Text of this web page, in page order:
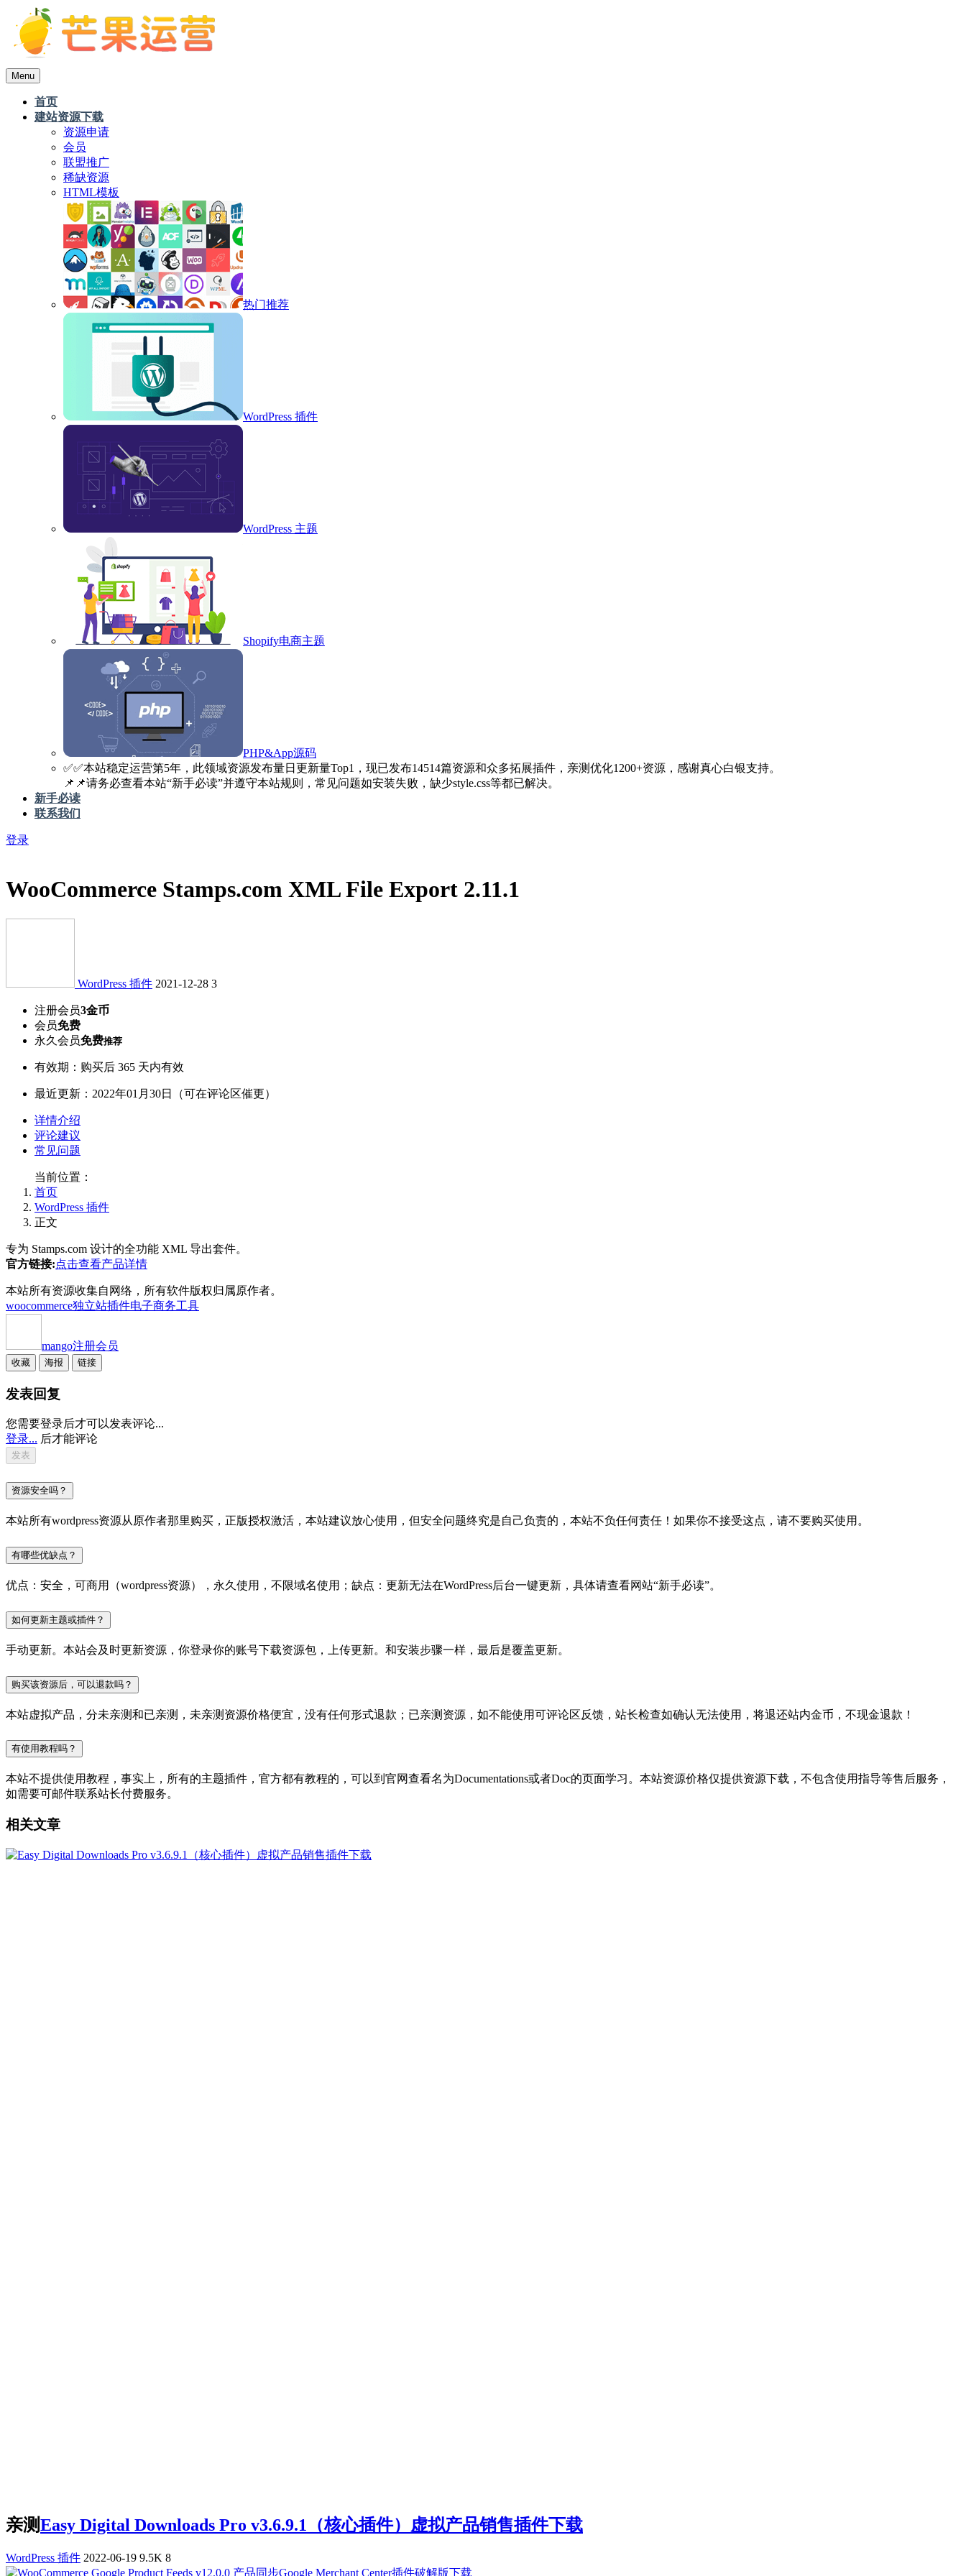
Menu
首页
建站资源下载
资源申请
会员
联盟推广
稀缺资源
HTML模板
热门推荐
WordPress 插件
WordPress 主题
Shopify电商主题
PHP&App源码
✅️✅️本站稳定运营第5年，此领域资源发布量日更新量Top1，现已发布14514篇资源和众多拓展插件，亲测优化1200+资源，感谢真心白银支持。
📌📌请务必查看本站“新手必读”并遵守本站规则，常见问题如安装失败，缺少style.css等都已解决。
新手必读
联系我们
登录
WooCommerce Stamps.com XML File Export 2.11.1
WordPress 插件 2021-12-28 3
注册会员3金币
会员免费
永久会员免费推荐
有效期：购买后 365 天内有效
最近更新：2022年01月30日（可在评论区催更）
详情介绍
评论建议
常见问题
当前位置：
首页
WordPress 插件
正文
专为 Stamps.com 设计的全功能 XML 导出套件。
官方链接:点击查看产品详情
本站所有资源收集自网络，所有软件版权归属原作者。
woocommerce独立站插件电子商务工具
mango注册会员
收藏 海报 链接
发表回复
您需要登录后才可以发表评论...
登录... 后才能评论
资源安全吗？
本站所有wordpress资源从原作者那里购买，正版授权激活，本站建议放心使用，但安全问题终究是自己负责的，本站不负任何责任！如果你不接受这点，请不要购买使用。
有哪些优缺点？
优点：安全，可商用（wordpress资源），永久使用，不限域名使用；缺点：更新无法在WordPress后台一键更新，具体请查看网站“新手必读”。
如何更新主题或插件？
手动更新。本站会及时更新资源，你登录你的账号下载资源包，上传更新。和安装步骤一样，最后是覆盖更新。
购买该资源后，可以退款吗？
本站虚拟产品，分未亲测和已亲测，未亲测资源价格便宜，没有任何形式退款；已亲测资源，如不能使用可评论区反馈，站长检查如确认无法使用，将退还站内金币，不现金退款！
有使用教程吗？
本站不提供使用教程，事实上，所有的主题插件，官方都有教程的，可以到官网查看名为Documentations或者Doc的页面学习。本站资源价格仅提供资源下载，不包含使用指导等售后服务，
如需要可邮件联系站长付费服务。
相关文章
亲测Easy Digital Downloads Pro v3.6.9.1（核心插件）虚拟产品销售插件下载
WordPress 插件 2022-06-19 9.5K 8